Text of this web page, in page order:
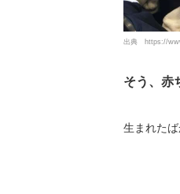
出典 https://
そう、赤
生まれた